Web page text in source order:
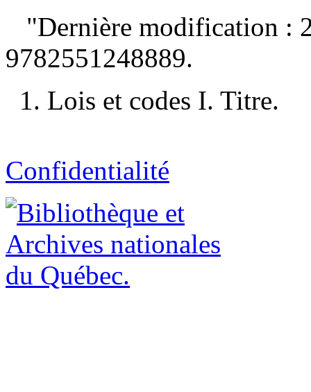
"Dernière modification
9782551248889.
1. Lois et codes I. Titre.
Confidentialité